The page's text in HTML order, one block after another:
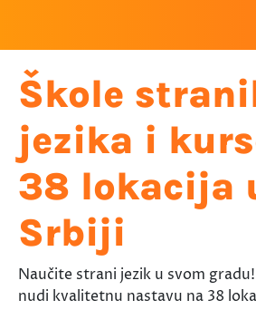
Škole
jezika i
38 lokacija
Srbiji
Naučite strani jezik u svom
nudi kvalitetnu nastavu na 38